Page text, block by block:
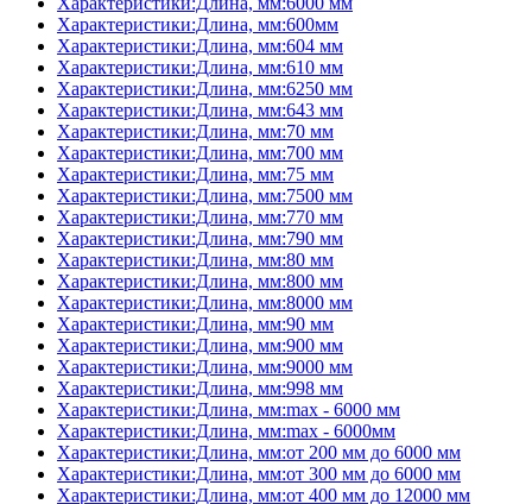
Характеристики:Длина, мм:600мм
Характеристики:Длина, мм:604 мм
Характеристики:Длина, мм:610 мм
Характеристики:Длина, мм:6250 мм
Характеристики:Длина, мм:643 мм
Характеристики:Длина, мм:70 мм
Характеристики:Длина, мм:700 мм
Характеристики:Длина, мм:75 мм
Характеристики:Длина, мм:7500 мм
Характеристики:Длина, мм:770 мм
Характеристики:Длина, мм:790 мм
Характеристики:Длина, мм:80 мм
Характеристики:Длина, мм:800 мм
Характеристики:Длина, мм:8000 мм
Характеристики:Длина, мм:90 мм
Характеристики:Длина, мм:900 мм
Характеристики:Длина, мм:9000 мм
Характеристики:Длина, мм:998 мм
Характеристики:Длина, мм:max - 6000 мм
Характеристики:Длина, мм:max - 6000мм
Характеристики:Длина, мм:от 200 мм до 6000 мм
Характеристики:Длина, мм:от 300 мм до 6000 мм
Характеристики:Длина, мм:от 400 мм до 12000 мм